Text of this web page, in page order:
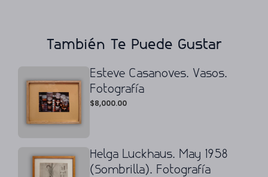
También Te Puede Gustar
Esteve Casanoves. Vasos.
Fotografía
$8,000.00
Helga Luckhaus. May 1958
(Sombrilla). Fotografía